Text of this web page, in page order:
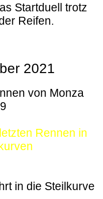
Startduell trotz
Reifen.
2021
von Monza
Rennen in
in die Steilkurve